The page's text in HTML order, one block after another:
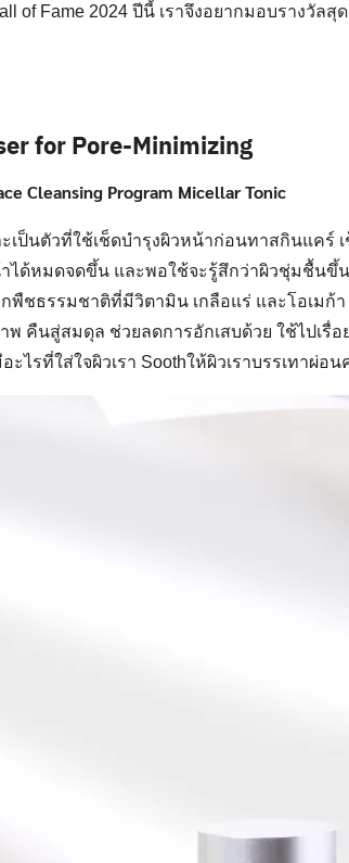
of Fame 2024 ปีนี้ เราจึงอยากมอบรางวัล
for Pore-Minimizing
Cleansing Program Micellar Tonic
เป็นตัวที่ใช้เช็ดบำรุงผิวหน้าก่อนทาสกินแคร์
ได้หมดจดขึ้น และพอใช้จะรู้สึกว่าผิวชุ่มชื้น
พืชธรรมชาติที่มีวิตามิน เกลือแร่ และโอเมก้
พ คืนสู่สมดุล ช่วยลดการอักเสบด้วย ใช้ไปเรื่
ไรที่ใส่ใจผิวเรา Soothให้ผิวเราบรรเทาผ่อน